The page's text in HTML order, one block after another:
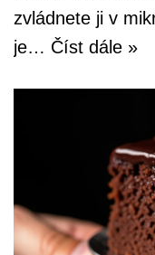
zvládnete ji v
je… Číst dále »